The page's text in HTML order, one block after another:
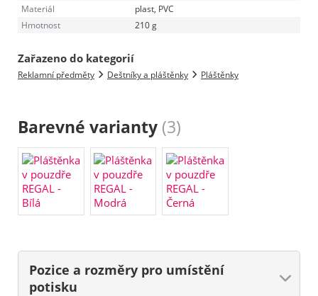
Materiál
plast, PVC
Hmotnost
210 g
Zařazeno do kategorií
Reklamní předměty Deštníky a pláštěnky Pláštěnky
Barevné varianty (3)
Pozice a rozměry pro umístění
potisku